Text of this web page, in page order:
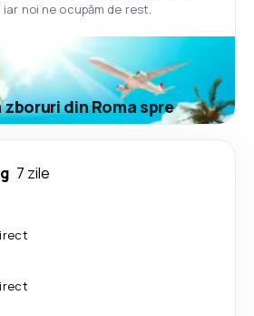
noi ne ocupăm de rest.
din Roma spre
7 zile